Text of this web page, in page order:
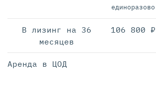
единоразово
В лизинг на 36
месяцев
106 800 ₽
Аренда в ЦОД